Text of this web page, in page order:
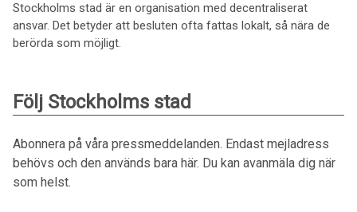
Stockholms stad är en organisation med decentraliserat
ansvar. Det betyder att besluten ofta fattas lokalt, så nära de
berörda som möjligt.
Följ Stockholms stad
Abonnera på våra pressmeddelanden. Endast mejladress
behövs och den används bara här. Du kan avanmäla dig när
som helst.